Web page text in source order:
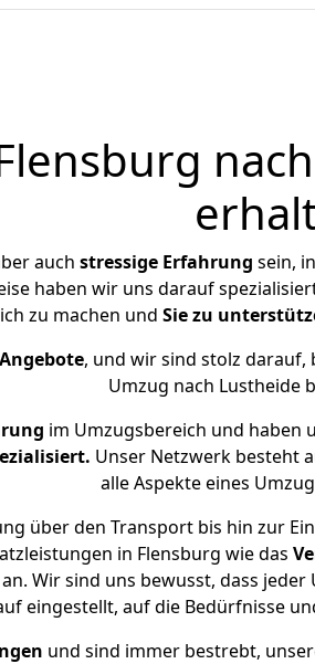
auch stressige Erfahrung sein,
haben wir uns darauf
zu machen und Sie zu
, und wir sind stolz
Umzug nach Lustheide
im Umzugsbereich und haben
Unser Netzwerk besteht
alle Aspekte eines
über den Transport bis hin zur
in Flensburg wie das
Wir sind uns bewusst, dass
eingestellt, auf die Bedürfnisse
und sind immer bestrebt,